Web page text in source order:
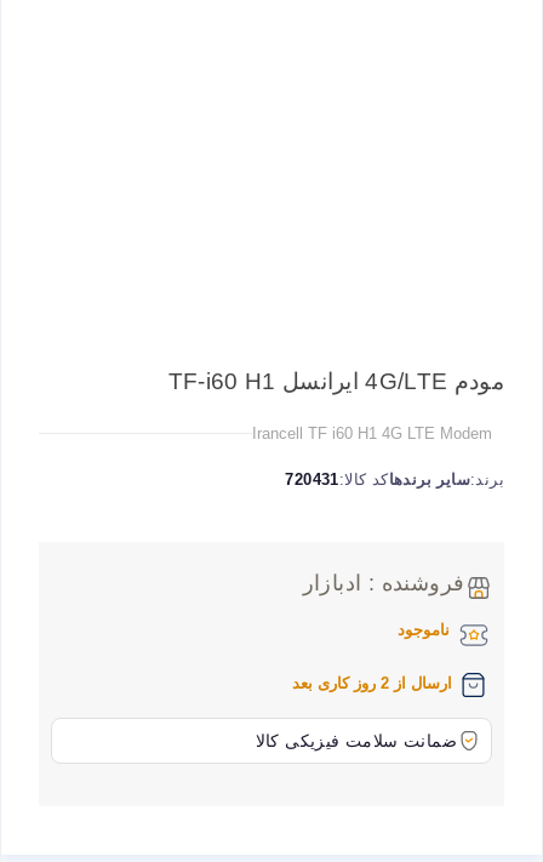
مودم 4G/LTE ایرانسل TF-i60 H1
Irancell TF i60 H1 4G LTE Modem
برند:سایر برندهاکد کالا:720431
فروشنده : ادبازار
ناموجود
ارسال از 2 روز کاری بعد
ضمانت سلامت فیزیکی کالا